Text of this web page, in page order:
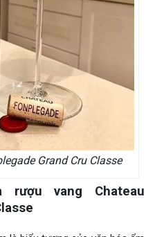
Grand Cru Classe
vang Chateau